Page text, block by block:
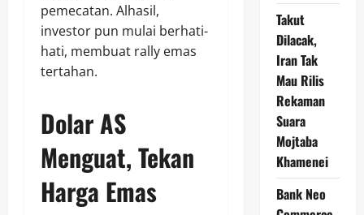
pemecatan. Alhasil,
investor pun mulai berhati-
hati, membuat rally emas
tertahan.
Dolar AS
Menguat, Tekan
Harga Emas
Takut
Dilacak,
Iran Tak
Mau Rilis
Rekaman
Suara
Mojtaba
Khamenei
Bank Neo